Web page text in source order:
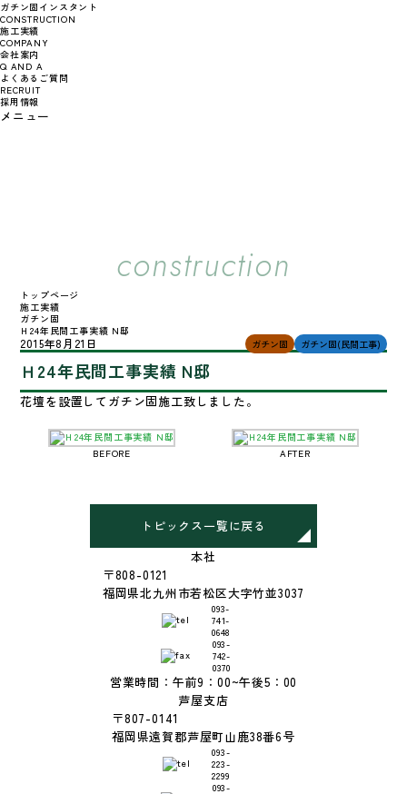
ガチン固インスタント
CONSTRUCTION
施工実績
COMPANY
会社案内
Q AND A
よくあるご質問
RECRUIT
採用情報
メニュー
construction
トップページ
施工実績
ガチン固
Ｈ24年民間工事実績 N邸
2015年8月21日 ガチン固 ガチン固(民間工事)
Ｈ24年民間工事実績 N邸
花壇を設置してガチン固施工致しました。
BEFORE AFTER
トピックス一覧に戻る
本社
〒808-0121
福岡県北九州市若松区大字竹並3037
093-
741-
0648
093-
742-
0370
営業時間：午前9：00~午後5：00
芦屋支店
〒807-0141
福岡県遠賀郡芦屋町山鹿38番6号
093-
223-
2299
093-